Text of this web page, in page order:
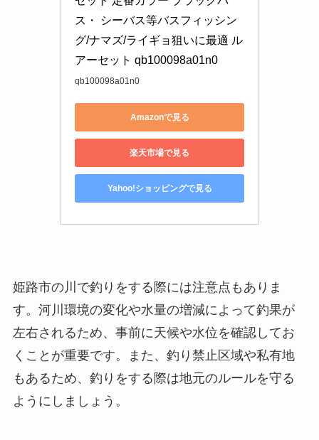
ス・ シーバス等バスフィッシン
グ/ナマズ/ライギョ狙いに最適 ル
アーセット qb100098a01n0
qb100098a01n0
Amazonで見る
楽天市場で見る
Yahoo!ショッピングで見る
姫路市の川で釣りをする際には注意点もありま
す。河川環境の変化や水量の増減によって釣果が
左右されるため、事前に天候や水位を確認してお
くことが重要です。また、釣り禁止区域や私有地
もあるため、釣りをする際は地元のルールを守る
ようにしましょう。